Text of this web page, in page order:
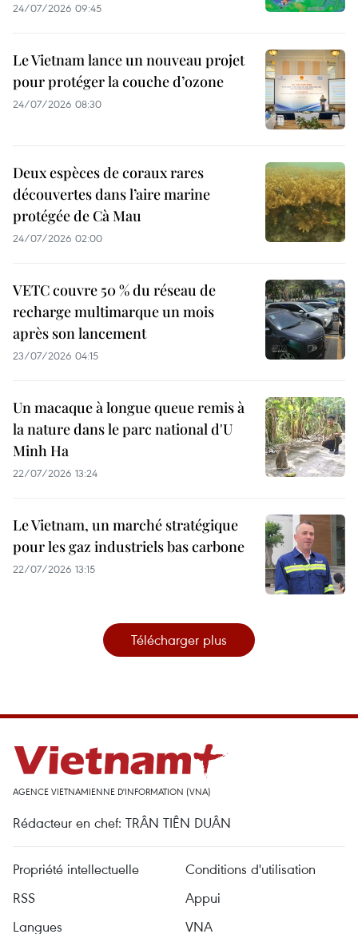
24/07/2026 09:45
Le Vietnam lance un nouveau projet
pour protéger la couche d’ozone
24/07/2026 08:30
Deux espèces de coraux rares
découvertes dans l’aire marine
protégée de Cà Mau
24/07/2026 02:00
VETC couvre 50 % du réseau de
recharge multimarque un mois
après son lancement
23/07/2026 04:15
Un macaque à longue queue remis à
la nature dans le parc national d'U
Minh Ha
22/07/2026 13:24
Le Vietnam, un marché stratégique
pour les gaz industriels bas carbone
22/07/2026 13:15
Télécharger plus
AGENCE VIETNAMIENNE D'INFORMATION (VNA)
Rédacteur en chef: TRÂN TIÊN DUÂN
Propriété intellectuelle
Conditions d'utilisation
RSS
Appui
Langues
VNA